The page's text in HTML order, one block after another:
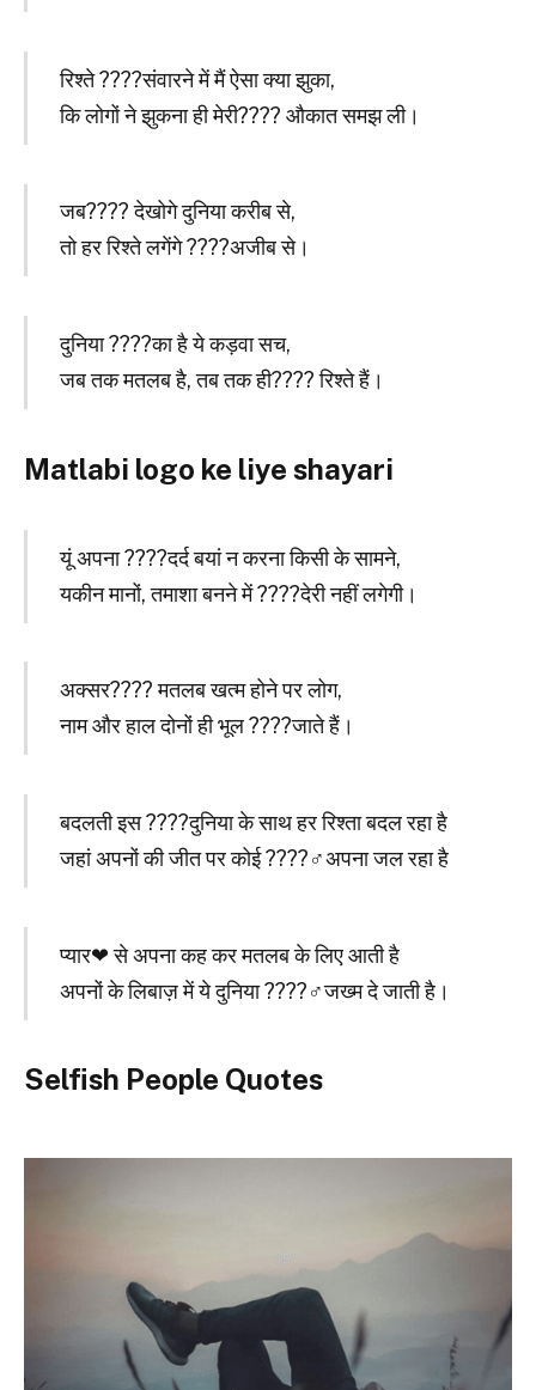
रिश्ते ????संवारने में मैं ऐसा क्या झुका,
कि लोगों ने झुकना ही मेरी???? औकात समझ ली।
जब???? देखोगे दुनिया करीब से,
तो हर रिश्ते लगेंगे ????अजीब से।
दुनिया ????का है ये कड़वा सच,
जब तक मतलब है, तब तक ही???? रिश्ते हैं।
Matlabi logo ke liye shayari
यूं अपना ????दर्द बयां न करना किसी के सामने,
यकीन मानों, तमाशा बनने में ????देरी नहीं लगेगी।
अक्सर???? मतलब खत्म होने पर लोग,
नाम और हाल दोनों ही भूल ????जाते हैं।
बदलती इस ????दुनिया के साथ हर रिश्ता बदल रहा है
जहां अपनों की जीत पर कोई ????‍♂️अपना जल रहा है
प्यार❤ से अपना कह कर मतलब के लिए आती है
अपनों के लिबाज़ में ये दुनिया ????‍♂️जख्म दे जाती है।
Selfish People Quotes